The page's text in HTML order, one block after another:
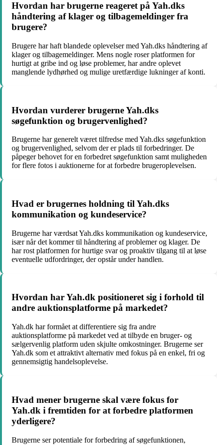
Hvordan har brugerne reageret på Yah.dks
håndtering af klager og tilbagemeldinger fra
brugere?
Brugere har haft blandede oplevelser med Yah.dks håndtering af
klager og tilbagemeldinger. Mens nogle roser platformen for
hurtigt at gribe ind og løse problemer, har andre oplevet
manglende lydhørhed og mulige uretfærdige lukninger af konti.
Hvordan vurderer brugerne Yah.dks
søgefunktion og brugervenlighed?
Brugerne har generelt været tilfredse med Yah.dks søgefunktion
og brugervenlighed, selvom der er plads til forbedringer. De
påpeger behovet for en forbedret søgefunktion samt muligheden
for flere fotos i auktionerne for at forbedre brugeroplevelsen.
Hvad er brugernes holdning til Yah.dks
kommunikation og kundeservice?
Brugerne har værdsat Yah.dks kommunikation og kundeservice,
især når det kommer til håndtering af problemer og klager. De
har rost platformen for hurtige svar og proaktiv tilgang til at løse
eventuelle udfordringer, der opstår under handlen.
Hvordan har Yah.dk positioneret sig i forhold til
andre auktionsplatforme på markedet?
Yah.dk har formået at differentiere sig fra andre
auktionsplatforme på markedet ved at tilbyde en bruger- og
sælgervenlig platform uden skjulte omkostninger. Brugerne ser
Yah.dk som et attraktivt alternativ med fokus på en enkel, fri og
gennemsigtig handelsoplevelse.
Hvad mener brugerne skal være fokus for
Yah.dk i fremtiden for at forbedre platformen
yderligere?
Brugerne ser potentiale for forbedring af søgefunktionen,